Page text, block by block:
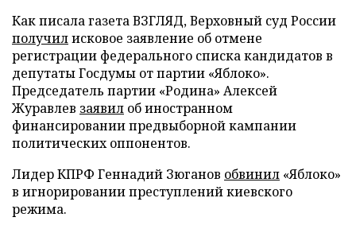
Как писала газета ВЗГЛЯД, Верховный суд России
получилисковое заявление об отмене
регистрации федерального списка кандидатов в
депутаты Госдумы от партии «Яблоко».
Председатель партии «Родина» Алексей
Журавлев заявил об иностранном
финансировании предвыборной кампании
политических оппонентов.
Лидер КПРФ Геннадий Зюганов обвинил «Яблоко»
в игнорировании преступлений киевского
режима.